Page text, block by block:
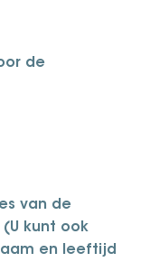
de
van de
kunt ook
en leeftijd